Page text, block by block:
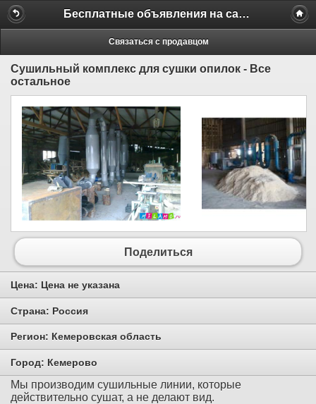
Бесплатные объявления на сайте MILAMO.ru
Связаться с продавцом
Сушильный комплекс для сушки опилок - Все
остальное
Поделиться
Цена: Цена не указана
Страна: Россия
Регион: Кемеровская область
Город: Кемерово
Мы производим сушильные линии, которые
действительно сушат, а не делают вид.